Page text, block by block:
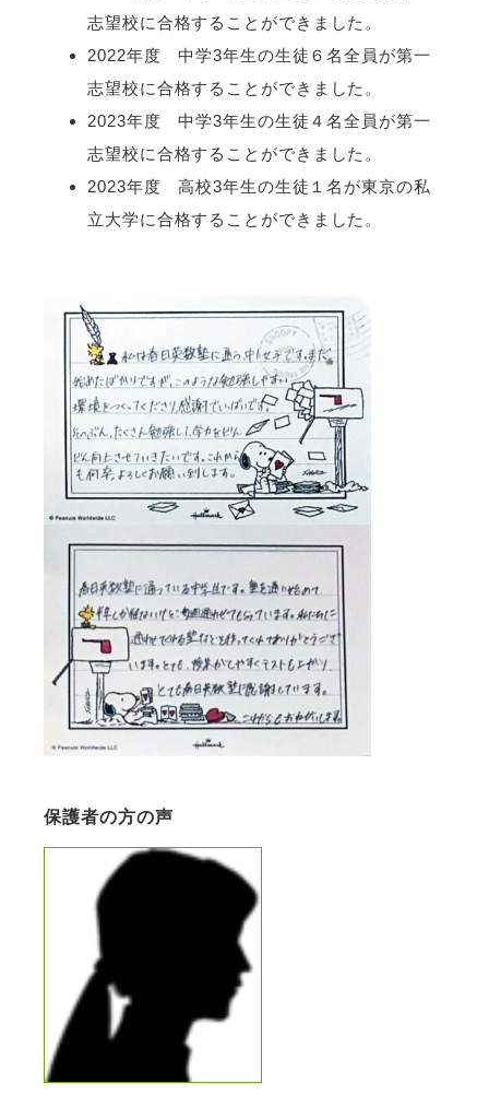
志望校に合格することができました。
2022年度 中学3年生の生徒６名全員が第一
志望校に合格することができました。
2023年度 中学3年生の生徒４名全員が第一
志望校に合格することができました。
2023年度 高校3年生の生徒１名が東京の私
立大学に合格することができました。
保護者の方の声